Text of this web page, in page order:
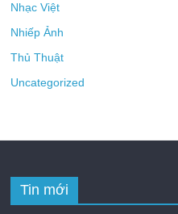
Nhạc Việt
Nhiếp Ảnh
Thủ Thuật
Uncategorized
Tin mới